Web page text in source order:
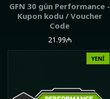
GFN 30 gün Performance -
Kupon kodu / Voucher
Code
21.99₼
YENI